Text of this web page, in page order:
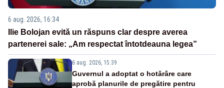
6 aug. 2026, 16:34
Ilie Bolojan evită un răspuns clar despre averea
partenerei sale: „Am respectat întotdeauna legea”
6 aug. 2026, 15:39
Guvernul a adoptat o hotărâre care
aprobă planurile de pregătire pentru